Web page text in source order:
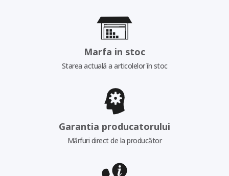
Marfa in stoc
Starea actuală a articolelor în stoc
Garantia producatorului
Mărfuri direct de la producător